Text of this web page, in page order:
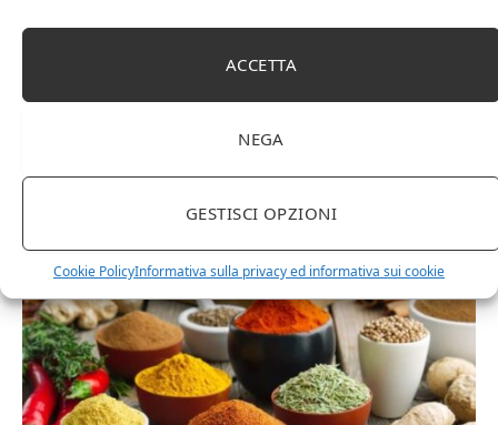
ACCETTA
NEGA
GESTISCI OPZIONI
Cookie PolicyInformativa sulla privacy ed informativa sui cookie
FacebookTwitter Pinterest LinkedInTumblr Email
RELATEDPOSTS